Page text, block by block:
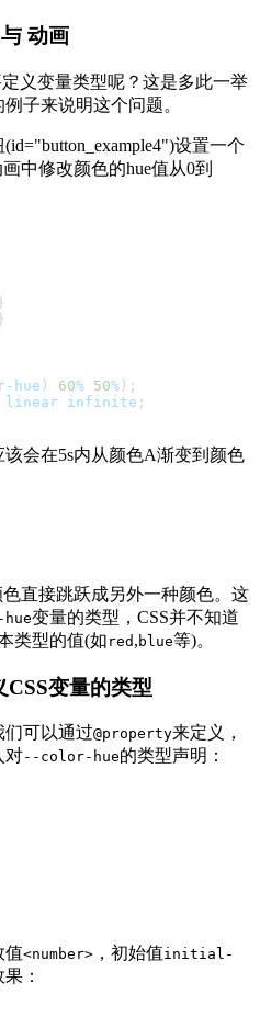
动画
义变量类型呢？这是多此一举
子来说明这个问题。
设置一个
中修改颜色的hue值从0到
}
}
hue ) 60% 50% ) ;
linear infinite ;
会在5s内从颜色A渐变到颜色
直接跳跃成另外一种颜色。这
变量的类型，CSS并不知道
类型的值(如 red , blue等)。
变量的类型
可以通过@property来定义，
对--color-hue的类型声明：
值<number> ，初始值initial-
：